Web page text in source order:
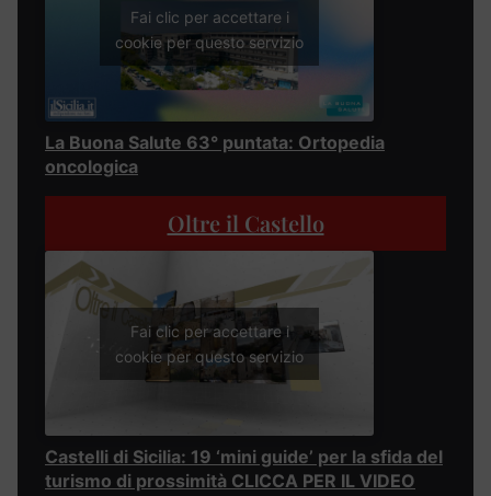
Fai clic per accettare i
cookie per questo servizio
La Buona Salute 63° puntata: Ortopedia
oncologica
Oltre il Castello
Fai clic per accettare i
cookie per questo servizio
Castelli di Sicilia: 19 ‘mini guide’ per la sfida del
turismo di prossimità CLICCA PER IL VIDEO